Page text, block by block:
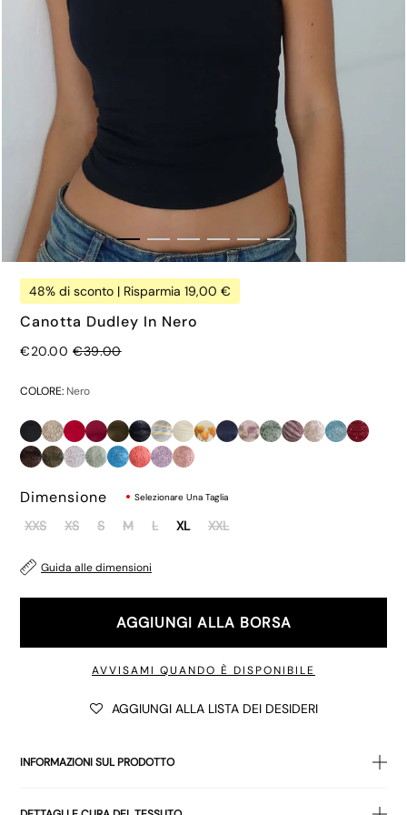
48% di sconto | Risparmia 19,00 €
Canotta Dudley In Nero
€20.00Prezzo normale
€39.00
COLORE: Nero
Dimensione Selezionare Una Taglia
XXS XS S M L XL XXL
Guida alle dimensioni
AGGIUNGI ALLA BORSA
AVVISAMI QUANDO È DISPONIBILE
AGGIUNGI ALLA LISTA DEI DESIDERI
INFORMAZIONI SUL PRODOTTO